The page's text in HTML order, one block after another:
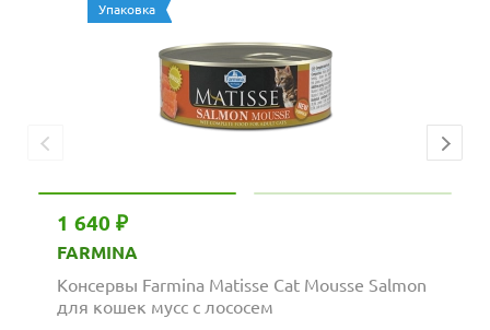
Упаковка
1 640 ₽
FARMINA
Консервы Farmina Matisse Cat Mousse Salmon
для кошек мусс с лососем